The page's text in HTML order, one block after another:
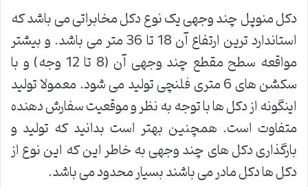
دکل منوپل چند وجهی یک نوع دکل مخابراتی می باشد که
استاندارد ترین ارتفاع آن 18 تا 36 متر می باشد. و بیشتر
مواقعه سطح مقطع چند وجهی آن (8 تا 12 وجه) و با
سکشن های 6 متری فلنچی تولید می شود. معمولا تولید
اینگونه از دکل ها با توجه به نظر و موقعیت سفارش دهنده
متفاوت است. همچنین بهتر است بدانید که تولید و
بارگذاری دکل های چند وجهی به خاطر این که این نوع از
دکل ها دکل مادر می باشند بسیار محدود می باشد.